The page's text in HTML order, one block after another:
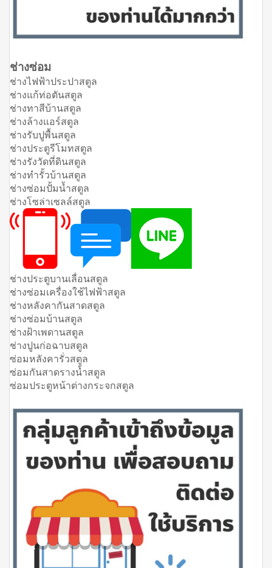
ช่างซ่อม
ช่างไฟฟ้าประปาสตูล
ช่างแก้ท่อตันสตูล
ช่างทาสีบ้านสตูล
ช่างล้างแอร์สตูล
ช่างรับปูพื้นสตูล
ช่างประตูรีโมทสตูล
ช่างรังวัดที่ดินสตูล
ช่างทำรั้วบ้านสตูล
ช่างซ่อมปั้มน้ำสตูล
ช่างโซล่าเซลล์สตูล
ช่างประตูบานเลื่อนสตูล
ช่างซ่อมเครื่องใช้ไฟฟ้าสตูล
ช่างหลังคากันสาดสตูล
ช่างซ่อมบ้านสตูล
ช่างฝ้าเพดานสตูล
ช่างปูนก่อฉาบสตูล
ซ่อมหลังคารั่วสตูล
ซ่อมกันสาดรางน้ำสตูล
ซ่อมประตูหน้าต่างกระจกสตูล